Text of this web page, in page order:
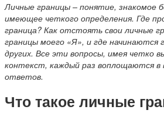
Личные границы – понятие, знакомое
имеющее четкого определения. Где
граница? Как отстоять свои личные
границы моего «Я», и где начинаются
других. Все эти вопросы, имея четко
контекст, каждый раз воплощаются в
ответов.
Что такое личные